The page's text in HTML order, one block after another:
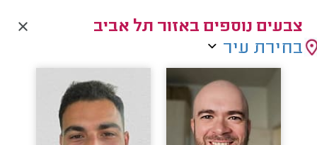
צבעים נוספים באזור תל אביב
בחירת עיר